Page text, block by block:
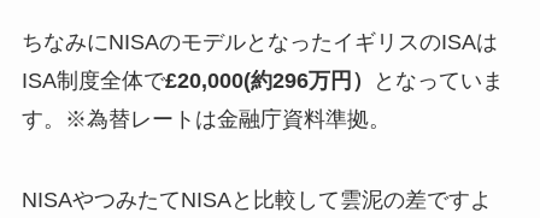
ちなみにNISAのモデルとなったイギリスのISAは
ISA制度全体で£20,000(約296万円）
となっていま
す。※為替レートは金融庁資料準拠。
NISAやつみたてNISAと比較して雲泥の差ですよ